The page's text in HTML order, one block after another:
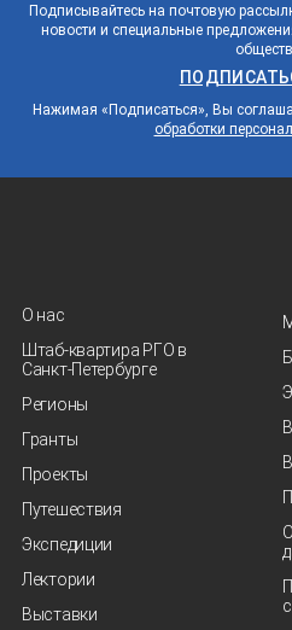
Подписывайтесь на почтовую
новости и специальные
Нажимая «Подписаться», Вы
обработки
О нас
Штаб-квартира РГО в
Санкт‑Петербурге
Регионы
Гранты
Проекты
Путешествия
Экспедиции
Лектории
Выставки